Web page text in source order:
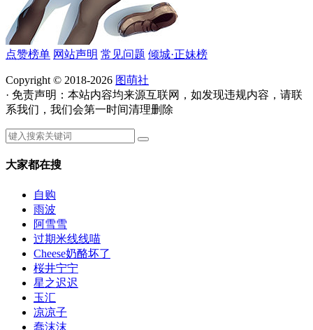
点赞榜单 网站声明 常见问题 倾城·正妹榜
Copyright © 2018-2026 图萌社
· 免责声明：本站内容均来源互联网，如发现违规内容，请联
系我们，我们会第一时间清理删除
大家都在搜
自购
雨波
阿雪雪
过期米线线喵
Cheese奶酪坏了
桜井宁宁
星之迟迟
玉汇
凉凉子
蠢沫沫